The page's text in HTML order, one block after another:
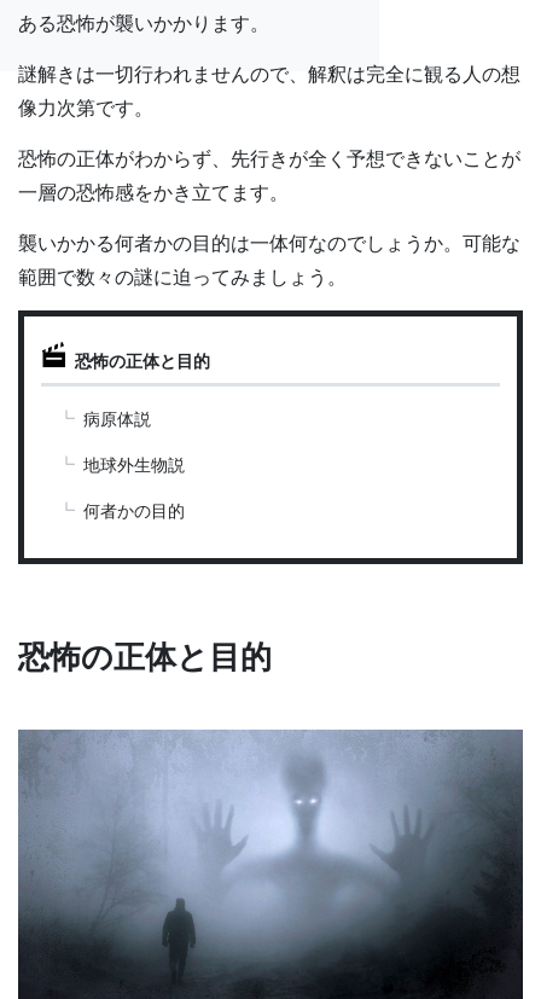
ある恐怖が襲いかかります。
謎解きは一切行われませんので、解釈は完全に観る人の想
像力次第です。
恐怖の正体がわからず、先行きが全く予想できないことが
一層の恐怖感をかき立てます。
襲いかかる何者かの目的は一体何なのでしょうか。可能な
範囲で数々の謎に迫ってみましょう。
恐怖の正体と目的
病原体説
地球外生物説
何者かの目的
恐怖の正体と目的